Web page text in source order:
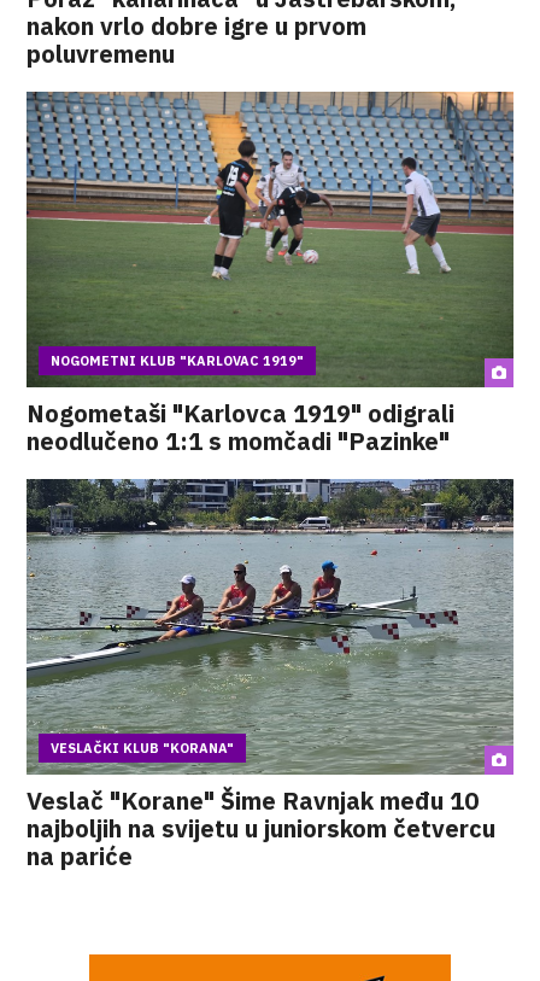
nakon vrlo dobre igre u prvom
poluvremenu
NOGOMETNI KLUB "KARLOVAC 1919"
Nogometaši "Karlovca 1919" odigrali
neodlučeno 1:1 s momčadi "Pazinke"
VESLAČKI KLUB "KORANA"
Veslač "Korane" Šime Ravnjak među 10
najboljih na svijetu u juniorskom četvercu
na pariće